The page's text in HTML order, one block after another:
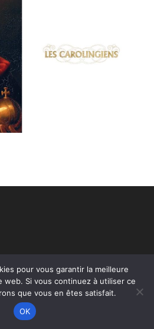
Theme by OceanWP
pour vous garantir la meilleure
Si vous continuez à utiliser ce
que vous en êtes satisfait.
OK